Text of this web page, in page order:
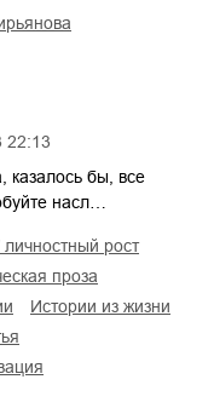
22:13
казалось бы, все
насл…
личностный рост
проза
истории из жизни